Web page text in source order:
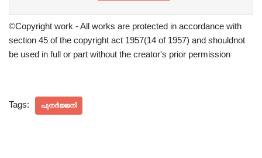
©Copyright work - All works are protected in accordance with
section 45 of the copyright act 1957(14 of 1957) and shouldnot
be used in full or part without the creator's prior permission
Tags: പുനർജ്ജനി